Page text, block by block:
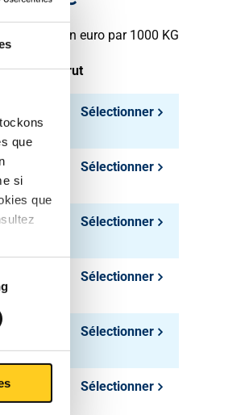
que
si
que
Prix en euro par 1000 KG
Prix brut
Sélectionner
Sélectionner
Sélectionner
Sélectionner
Sélectionner
Sélectionner